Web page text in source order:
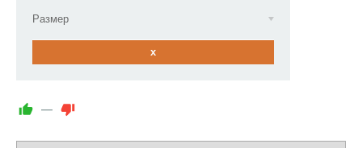
Размер
x
—